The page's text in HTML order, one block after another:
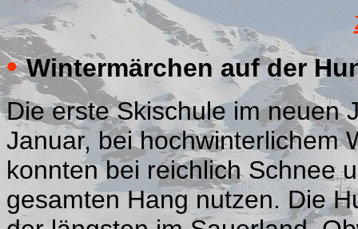
•Wintermärchen auf der
Die erste Skischule im neuen
Januar, bei hochwinterlichem
konnten bei reichlich Schnee
gesamten Hang nutzen. Die